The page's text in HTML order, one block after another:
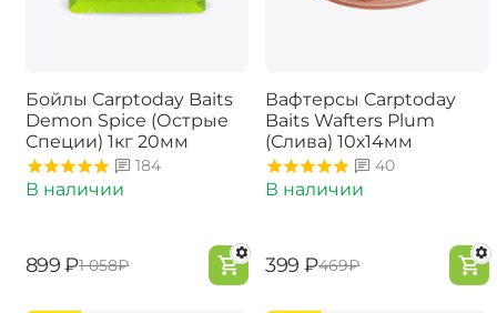
Бойлы Carptoday Baits
Demon Spice (Острые
Специи) 1кг 20мм
184
В наличии
‍899‍ ₽‍1 058‍₽
Вафтерсы Carptoday
Baits Wafters Plum
(Слива) 10х14мм
40
В наличии
‍399‍ ₽‍469‍₽